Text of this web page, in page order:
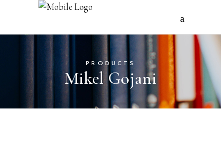
PRODUCTS
Mikel Gojani